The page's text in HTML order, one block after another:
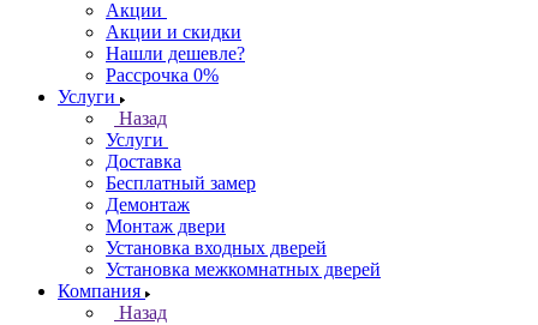
Акции
Акции и скидки
Нашли дешевле?
Рассрочка 0%
Услуги
Назад
Услуги
Доставка
Бесплатный замер
Демонтаж
Монтаж двери
Установка входных дверей
Установка межкомнатных дверей
Компания
Назад